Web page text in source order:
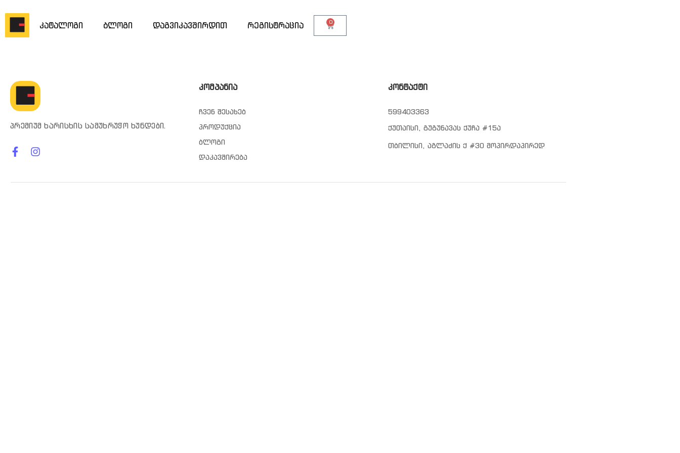
კატალოგი ბლოგი დაგვიკავშირდით რეგისტრაცია 0
პრემიუმ ხარისხის სამუხრუჭო ხუნდები.
კომპანია
ჩვენ შესახებ
პროდუქცია
ბლოგი
დაკავშირება
კონტაქტი
599403363
ქუთაისი, გუგუნავას ქუჩა #15ა
თბილისი, აგლაძის ქ #30 მოპირდაპირედ